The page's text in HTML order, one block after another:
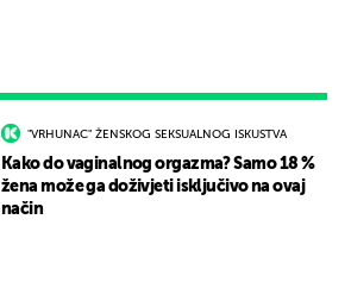
"VRHUNAC" ŽENSKOG SEKSUALNOG ISKUSTVA
Kako do vaginalnog orgazma? Samo 18 %
žena može ga doživjeti isključivo na ovaj
način